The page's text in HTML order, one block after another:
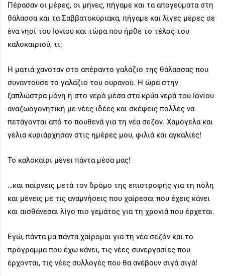
Πέρασαν οι μέρες, οι μήνες, πήγαμε και τα απογεύματα στη
θάλασσα και τα Σαββατοκύριακα, πήγαμε και λίγες μέρες σε
ένα νησί του Ιονίου και τώρα που ήρθε το τέλος του
καλοκαιριού, τι;
Η ματιά χανόταν στο απέραντο γαλάζιο της θάλασσας που
συναντούσε το γαλάζιο του ουρανού. Η ώρα στην
ξαπλώστρα μόνη ή στο νερό μέσα στα κρύα νερά του Ιονίου
αναζωογονητική με νέες ιδέες και σκέψεις πολλές να
πετάγονται από το πουθενά για τη νέα σεζόν. Χαμόγελα και
γέλια κυριάρχησαν στις ημέρες μου, φιλιά και αγκαλιές!
Το καλοκαίρι μένει πάντα μέσα μας!
…και παίρνεις μετά τον δρόμο της επιστροφής για τη πόλη
και μένεις με τις αναμνήσεις που χαίρεσαι που έχεις κάνει
και αισθάνεσαι λίγο πιο γεμάτος για τη χρονιά που έρχεται.
Εγώ, πάντα μα πάντα χαίρομαι για τη νέα σεζόν και το
πρόγραμμα που έχω κάνει, τις νέες συνεργασίες που
έρχονται, τις νέες συλλογές που θα ανέβουν σιγά σιγά!